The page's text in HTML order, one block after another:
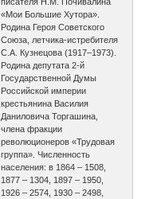
«Мои Большие Хутора».
Родина Героя Советского
Союза, летчика-истребителя
С.А. Кузнецова (1917–1973).
Родина депутата 2-й
Государственной Думы
Российской империи
крестьянина Василия
Даниловича Торгашина,
члена фракции
революционеров «Трудовая
группа». Численность
населения: в 1864 – 1508,
1877 – 1304, 1897 – 1950,
1926 – 2574, 1930 – 2498,